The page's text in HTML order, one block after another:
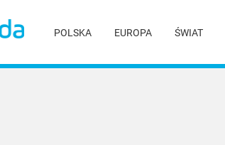
POLSKA EUROPA ŚWIAT